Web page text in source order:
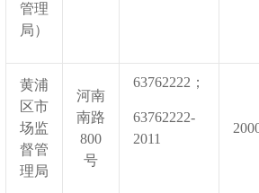
管理
局）
黄浦
区市
场监
督管
理局
河南
南路
800
号
63762222；
63762222-
2011